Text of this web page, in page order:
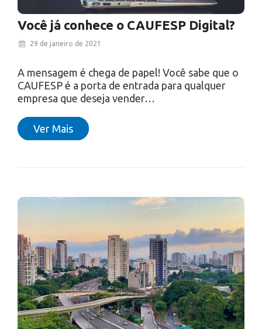
Você já conhece o CAUFESP Digital?
29 de janeiro de 2021
A mensagem é chega de papel! Você sabe que o
CAUFESP é a porta de entrada para qualquer
empresa que deseja vender…
Ver Mais